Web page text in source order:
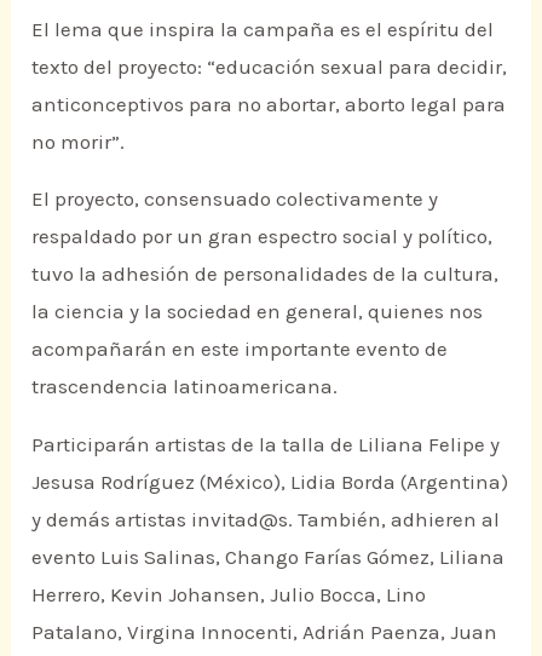
El lema que inspira la campaña es el espíritu del
texto del proyecto: “educación sexual para decidir,
anticonceptivos para no abortar, aborto legal para
no morir”.
El proyecto, consensuado colectivamente y
respaldado por un gran espectro social y político,
tuvo la adhesión de personalidades de la cultura,
la ciencia y la sociedad en general, quienes nos
acompañarán en este importante evento de
trascendencia latinoamericana.
Participarán artistas de la talla de Liliana Felipe y
Jesusa Rodríguez (México), Lidia Borda (Argentina)
y demás artistas invitad@s. También, adhieren al
evento Luis Salinas, Chango Farías Gómez, Liliana
Herrero, Kevin Johansen, Julio Bocca, Lino
Patalano, Virgina Innocenti, Adrián Paenza, Juan